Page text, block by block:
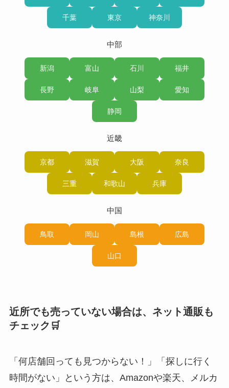
千葉 東京 神奈川
中部
新潟 富山 石川 福井
長野 岐阜 山梨 愛知
静岡
近畿
京都 滋賀 大阪 奈良
三重 和歌山 兵庫
中国
鳥取 岡山 島根 広島
山口
近所でも売っていない場合は、ネット通販も
チェック🛒
「何店舗回っても見つからない！」「探しに行く
時間がない」という方は、Amazonや楽天、メルカ